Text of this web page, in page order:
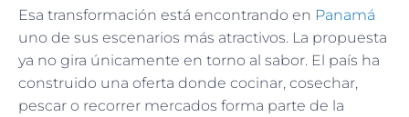
Esa transformación está encontrando en Panamá
uno de sus escenarios más atractivos. La propuesta
ya no gira únicamente en torno al sabor. El país ha
construido una oferta donde cocinar, cosechar,
pescar o recorrer mercados forma parte de la